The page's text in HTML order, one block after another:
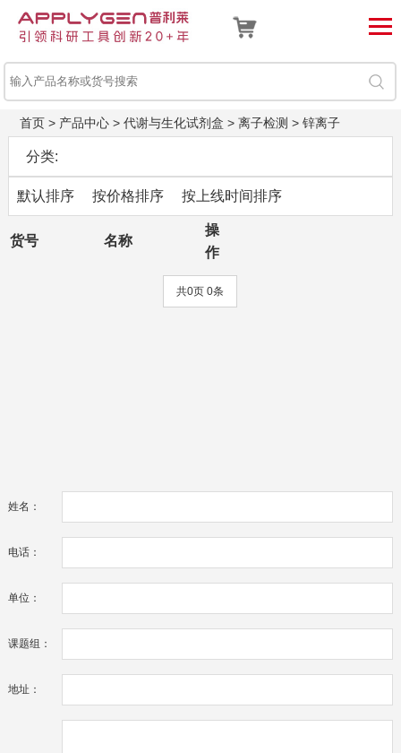
首页> 产品中心> 代谢与生化试剂盒 > 离子检测 > 锌离子
分类:
默认排序 按价格排序 按上线时间排序
货号 名称
操
作
共0页 0条
姓名：
电话：
单位：
课题组：
地址：